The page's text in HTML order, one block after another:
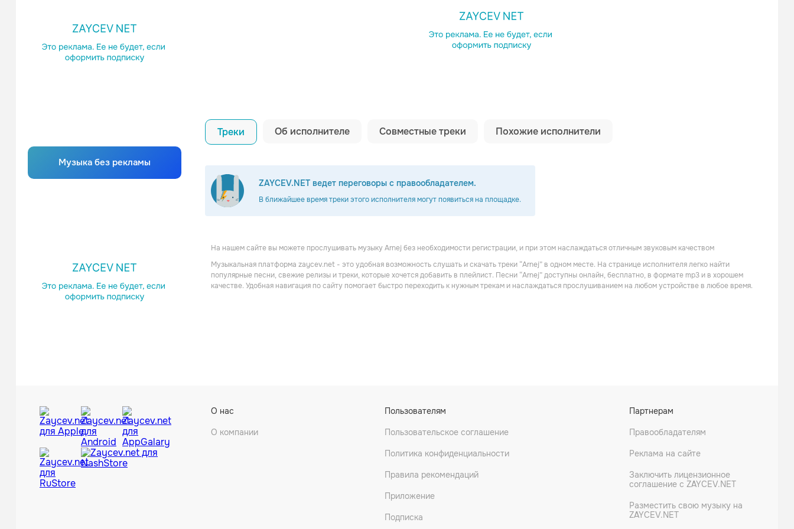
Музыка без рекламы
Копировать ссылку
Треки Об исполнителе Совместные треки Похожие исполнители
ZAYCEV.NET ведет переговоры с правообладателем.
В ближайшее время треки этого исполнителя могут появиться на площадке.
Sebastian Brandt
Транс
Ronski Speed
Поп
Robert Nickson
Электроника
Rex Mundi
Электроника
Rank 1
Электроника
Электроника Электроника
На нашем сайте вы можете прослушивать музыку Arnej без необходимости регистрации, и при этом наслаждаться отличным звуковым качеством
Музыкальная платформа zaycev.net - это удобная возможность слушать и скачать треки “Arnej” в одном месте. На странице исполнителя легко найти
популярные песни, свежие релизы и треки, которые хочется добавить в плейлист. Песни “Arnej” доступны онлайн, бесплатно, в формате mp3 и в хорошем
качестве. Удобная навигация по сайту помогает быстро переходить к нужным трекам и наслаждаться прослушиванием на любом устройстве в любое время.
О нас
О компании
Пользователям
Пользовательское соглашение
Политика конфиденциальности
Правила рекомендаций
Приложение
Подписка
Партнерам
Правообладателям
Реклама на сайте
Заключить лицензионное
соглашение с ZAYCEV.NET
Разместить свою музыку на
ZAYCEV.NET